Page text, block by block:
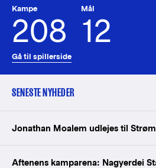
Kampe
208
Mål
12
Gå til spillerside
SENESTE NYHEDER
Jonathan Moalem udlejes til
Aftenens kamparena: Nagyerdei